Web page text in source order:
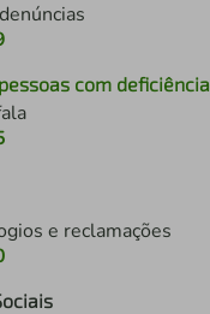
com deficiência
e reclamações